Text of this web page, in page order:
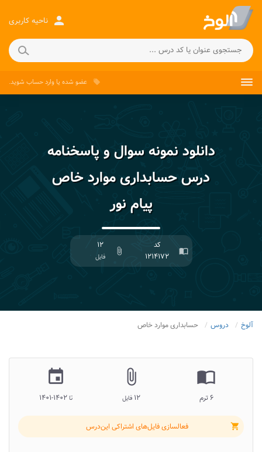
person ناحیه کاربری
local_offer عضو شده یاوارد حساب شوید.
دانلود نمونه سوال و پاسخنامه
درس حسابداری موارد خاص
پیام نور
import_contacts
کد
۱۲۱۴۱۷۲
attach_file
۱۲
فایل
آلوخ دروس حسابداری موارد خاص
import_contacts
۶ ترم
attach_file
۱۲ فایل
insert_invitation
تا۱۴۰۲-۱۴۰۱
shopping_cart فعالسازی فایل‌های اشتراکی این‌درس